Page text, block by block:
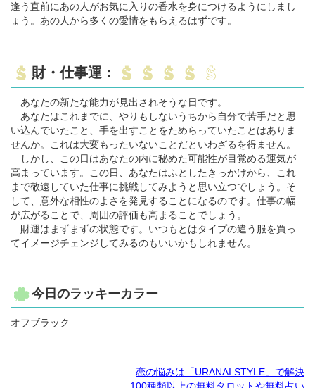
逢う直前にあの人がお気に入りの香水を身につけるようにしまし
ょう。あの人から多くの愛情をもらえるはずです。
財・仕事運：
あなたの新たな能力が見出されそうな日です。
あなたはこれまでに、やりもしないうちから自分で苦手だと思
い込んでいたこと、手を出すことをためらっていたことはありま
せんか。これは大変もったいないことだといわざるを得ません。
しかし、この日はあなたの内に秘めた可能性が目覚める運気が
高まっています。この日、あなたはふとしたきっかけから、これ
まで敬遠していた仕事に挑戦してみようと思い立つでしょう。そ
して、意外な相性のよさを発見することになるのです。仕事の幅
が広がることで、周囲の評価も高まることでしょう。
財運はまずまずの状態です。いつもとはタイプの違う服を買っ
てイメージチェンジしてみるのもいいかもしれません。
今日のラッキーカラー
オフブラック
恋の悩みは「URANAI STYLE」で解決